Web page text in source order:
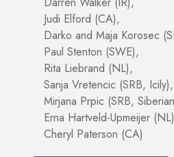
Judi Elford (CA),
Darko and Maja Korosec
Paul Stenton (SWE),
Rita Liebrand (NL),
Sanja Vretencic (SRB, Icily),
Mirjana Prpic (SRB,
Erna Hartveld-Upmeijer
Cheryl Paterson (CA)